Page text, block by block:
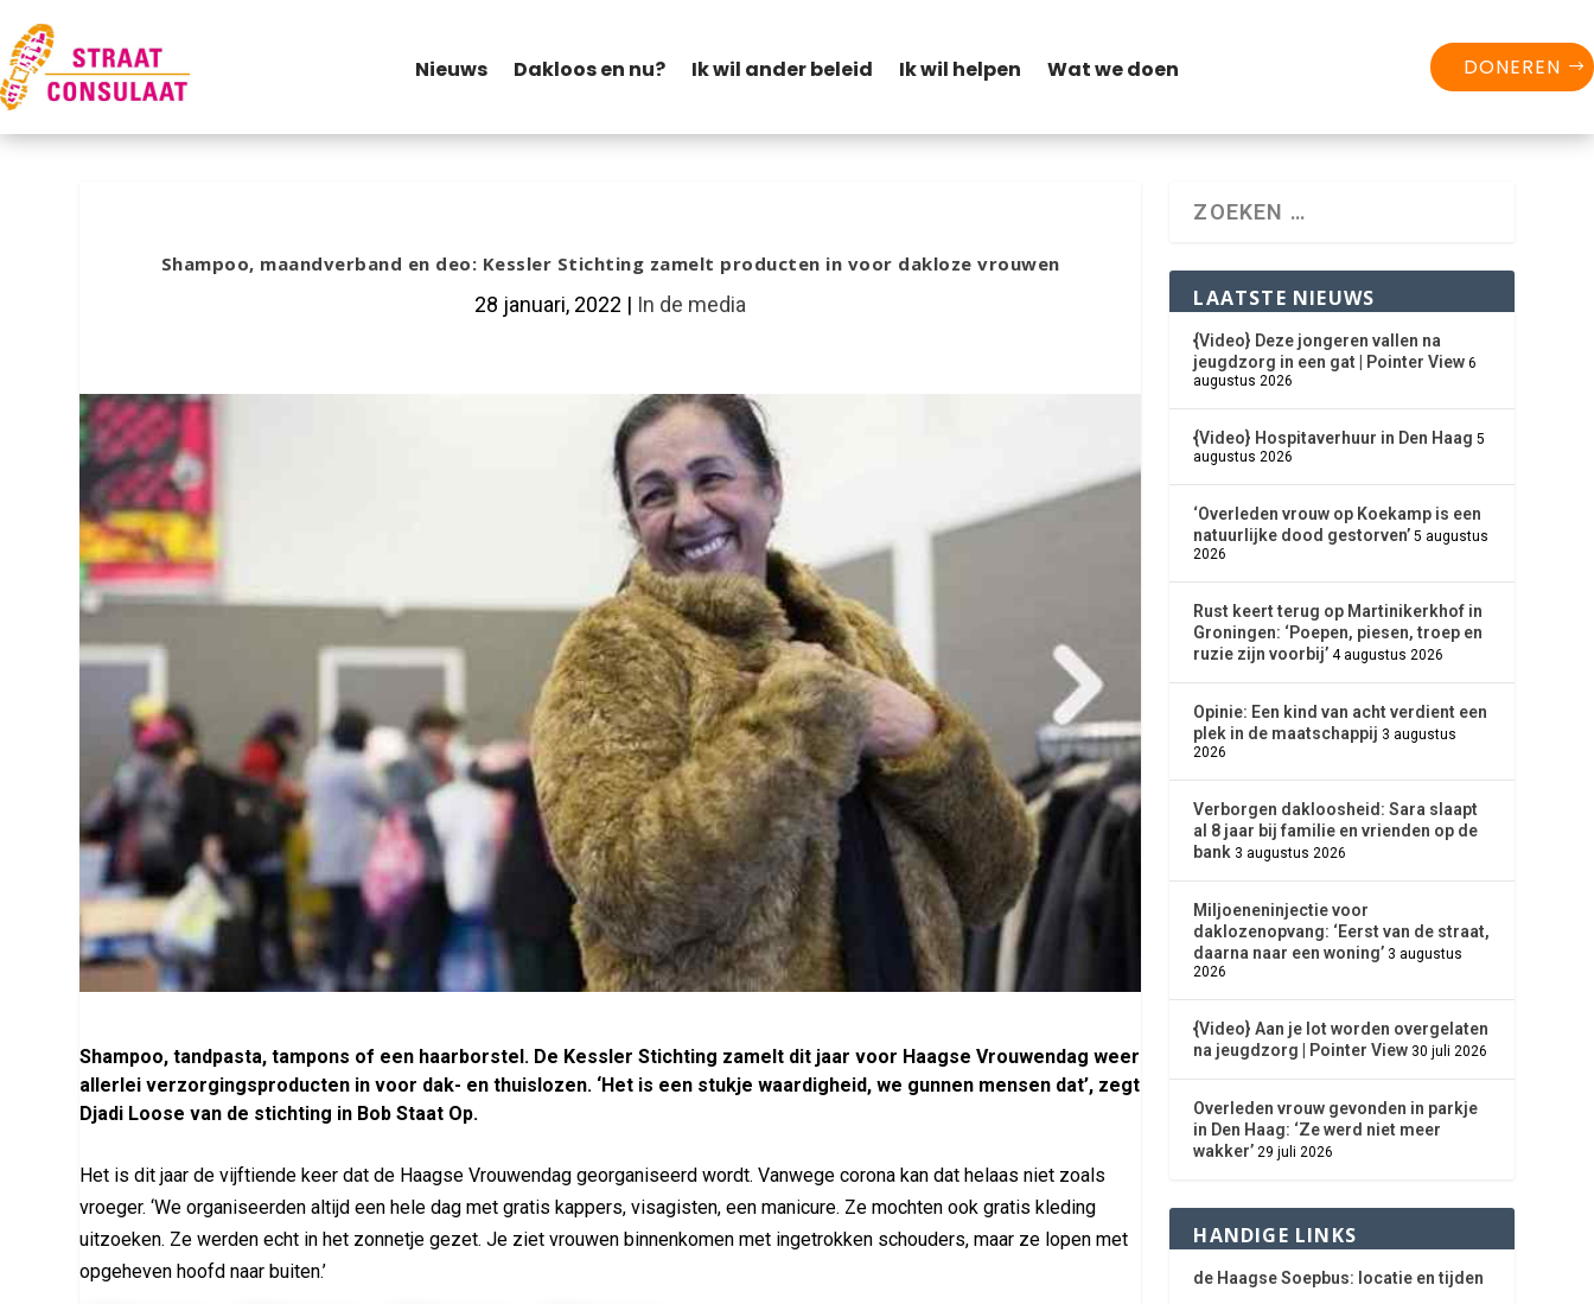
Nieuws Dakloos en nu? Ik wil ander beleid Ik wil helpen Wat we doen DONEREN
Shampoo, maandverband en deo: Kessler Stichting zamelt producten in voor dakloze vrouwen
28 januari, 2022 | In de media
Shampoo, tandpasta, tampons of een haarborstel. De Kessler Stichting zamelt dit jaar voor Haagse Vrouwendag weer
allerlei verzorgingsproducten in voor dak- en thuislozen. ‘Het is een stukje waardigheid, we gunnen mensen dat’, zegt
Djadi Loose van de stichting in Bob Staat Op.
Het is dit jaar de vijftiende keer dat de Haagse Vrouwendag georganiseerd wordt. Vanwege corona kan dat helaas niet zoals
vroeger. ‘We organiseerden altijd een hele dag met gratis kappers, visagisten, een manicure. Ze mochten ook gratis kleding
uitzoeken. Ze werden echt in het zonnetje gezet. Je ziet vrouwen binnenkomen met ingetrokken schouders, maar ze lopen met
opgeheven hoofd naar buiten.’
LAATSTE NIEUWS
{Video} Deze jongeren vallen na
jeugdzorg in een gat | Pointer View 6
augustus 2026
{Video} Hospitaverhuur in Den Haag 5
augustus 2026
‘Overleden vrouw op Koekamp is een
natuurlijke dood gestorven’ 5 augustus
2026
Rust keert terug op Martinikerkhof in
Groningen: ‘Poepen, piesen, troep en
ruzie zijn voorbij’ 4 augustus 2026
Opinie: Een kind van acht verdient een
plek in de maatschappij 3 augustus
2026
Verborgen dakloosheid: Sara slaapt
al 8 jaar bij familie en vrienden op de
bank 3 augustus 2026
Miljoeneninjectie voor
daklozenopvang: ‘Eerst van de straat,
daarna naar een woning’ 3 augustus
2026
{Video} Aan je lot worden overgelaten
na jeugdzorg | Pointer View 30 juli 2026
Overleden vrouw gevonden in parkje
in Den Haag: ‘Ze werd niet meer
wakker’ 29 juli 2026
HANDIGE LINKS
de Haagse Soepbus: locatie en tijden